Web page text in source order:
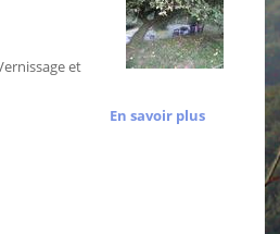
et
En savoir plus